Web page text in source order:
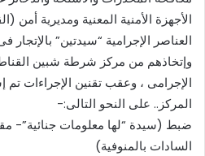
الأجهزة الأمنية المعنية ومديرية أمن
العناصر الإجرامية “سيدتين” بالإتجار
وإتخاذهم من مركز شرطة شبين
الإجرامى ، وعقب تقنين الإجراءات تم
المركز.. على النحو التالى:-
ضبط (سيدة “لها معلومات جنائية”-
السادات بالمنوفية)